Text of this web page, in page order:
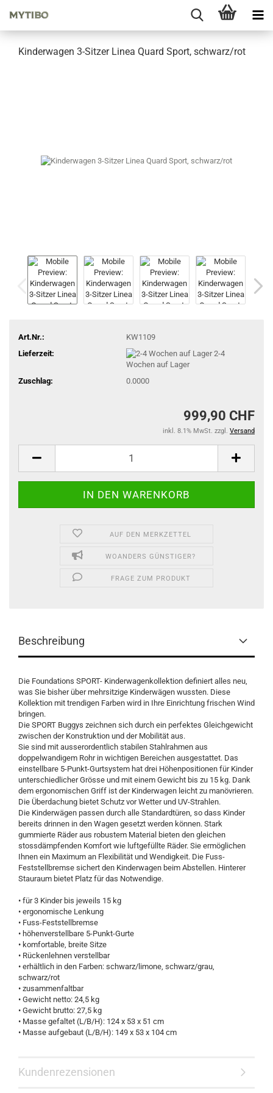
Kinderwagen 3-Sitzer Linea Quard Sport, schwarz/rot
Art.Nr.:
KW1109
Lieferzeit:
2-4
Wochen auf Lager
Zuschlag:
0.0000
999,90 CHF
inkl. 8.1% MwSt. zzgl. Versand
AUF DEN MERKZETTEL
WOANDERS GÜNSTIGER?
FRAGE ZUM PRODUKT
Beschreibung
Die Foundations SPORT- Kinderwagenkollektion definiert alles neu,
was Sie bisher über mehrsitzige Kinderwägen wussten. Diese
Kollektion mit trendigen Farben wird in Ihre Einrichtung frischen Wind
bringen.
Die SPORT Buggys zeichnen sich durch ein perfektes Gleichgewicht
zwischen der Konstruktion und der Mobilität aus.
Sie sind mit ausserordentlich stabilen Stahlrahmen aus
doppelwandigem Rohr in wichtigen Bereichen ausgestattet. Das
einstellbare 5-Punkt-Gurtsystem hat drei Höhenpositionen für Kinder
unterschiedlicher Grösse und mit einem Gewicht bis zu 15 kg. Dank
dem ergonomischen Griff ist der Kinderwagen leicht zu manövrieren.
Die Überdachung bietet Schutz vor Wetter und UV-Strahlen.
Die Kinderwägen passen durch alle Standardtüren, so dass Kinder
bereits drinnen in den Wagen gesetzt werden können. Stark
gummierte Räder aus robustem Material bieten den gleichen
stossdämpfenden Komfort wie luftgefüllte Räder. Sie ermöglichen
Ihnen ein Maximum an Flexibilität und Wendigkeit. Die Fuss-
Feststellbremse sichert den Kinderwagen beim Abstellen. Hinterer
Stauraum bietet Platz für das Notwendige.
• für 3 Kinder bis jeweils 15 kg
• ergonomische Lenkung
• Fuss-Feststellbremse
• höhenverstellbare 5-Punkt-Gurte
• komfortable, breite Sitze
• Rückenlehnen verstellbar
• erhältlich in den Farben: schwarz/limone, schwarz/grau,
schwarz/rot
• zusammenfaltbar
• Gewicht netto: 24,5 kg
• Gewicht brutto: 27,5 kg
• Masse gefaltet (L/B/H): 124 x 53 x 51 cm
• Masse aufgebaut (L/B/H): 149 x 53 x 104 cm
Kundenrezensionen